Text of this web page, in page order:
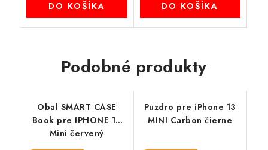
DO KOŠÍKA DO KOŠÍKA
Podobné produkty
Obal SMART CASE
Book pre IPHONE 13
Mini červený
Puzdro pre iPhone 13
MINI Carbon čierne